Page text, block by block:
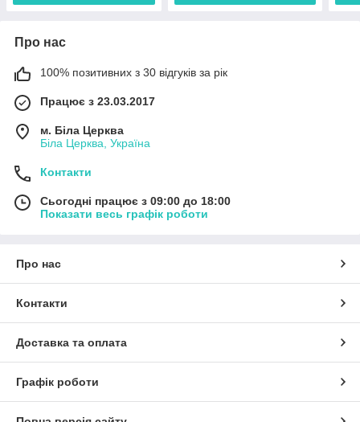
Про нас
100% позитивних з 30 відгуків за рік
Працює з 23.03.2017
м. Біла Церква
Біла Церква, Україна
Контакти
Сьогодні працює з 09:00 до 18:00
Показати весь графік роботи
Про нас
Контакти
Доставка та оплата
Графік роботи